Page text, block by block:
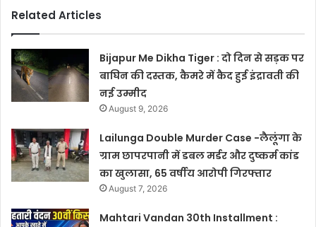
Related Articles
Bijapur Me Dikha Tiger : दो दिन से सड़क पर
बाघिन की दस्तक, कैमरे में कैद हुई इंद्रावती की
नई उम्मीद
August 9, 2026
Lailunga Double Murder Case -लैलूंगा के
ग्राम छापरपानी में डबल मर्डर और दुष्कर्म कांड
का खुलासा, 65 वर्षीय आरोपी गिरफ्तार
August 7, 2026
Mahtari Vandan 30th Installment :